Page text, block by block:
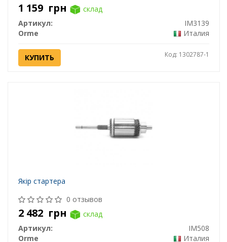
1 159 грн
склад
Артикул:
IM3139
Orme
Италия
КУПИТЬ Код: 1302787-1
Якір стартера
0 отзывов
2 482 грн
склад
Артикул:
IM508
Orme
Италия